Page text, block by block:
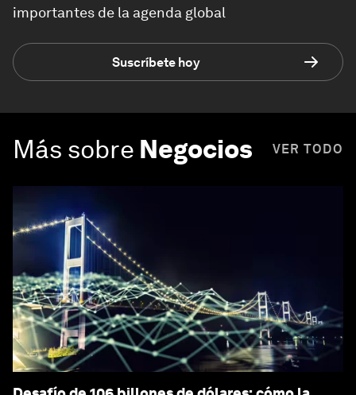
importantes de la agenda global
Suscríbete hoy
Más sobre Negocios VER TODO